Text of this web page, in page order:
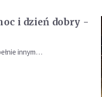
i dzień dobry -
innym…